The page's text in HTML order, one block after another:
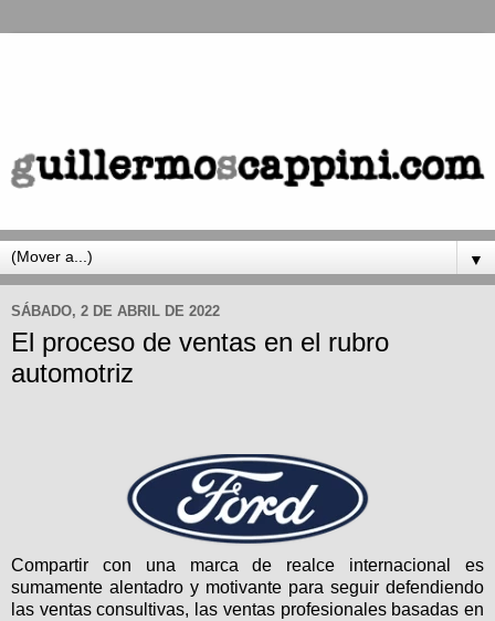
▼
SÁBADO, 2 DE ABRIL DE 2022
El proceso de ventas en el rubro
automotriz
Compartir con una marca de realce internacional es
sumamente alentadro y motivante para seguir defendiendo
las ventas consultivas, las ventas profesionales basadas en